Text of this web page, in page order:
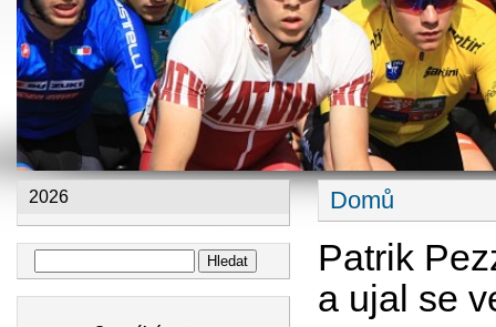
2026
Vyhledávání
Jste zde
Domů
Patrik
a ujal se